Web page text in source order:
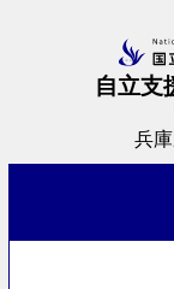
自立支
兵